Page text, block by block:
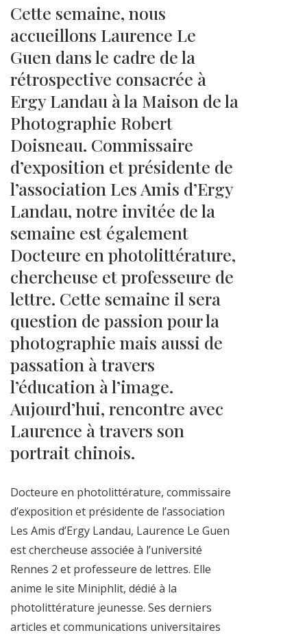
Cette semaine, nous
accueillons Laurence Le
Guen dans le cadre de la
rétrospective consacrée à
Ergy Landau à la Maison de la
Photographie Robert
Doisneau. Commissaire
d’exposition et présidente de
l’association Les Amis d’Ergy
Landau, notre invitée de la
semaine est également
Docteure en photolittérature,
chercheuse et professeure de
lettre. Cette semaine il sera
question de passion pour la
photographie mais aussi de
passation à travers
l’éducation à l’image.
Aujourd’hui, rencontre avec
Laurence à travers son
portrait chinois.
Docteure en photolittérature, commissaire
d’exposition et présidente de l’association
Les Amis d’Ergy Landau, Laurence Le Guen
est chercheuse associée à l’université
Rennes 2 et professeure de lettres. Elle
anime le site Miniphlit, dédié à la
photolittérature jeunesse. Ses derniers
articles et communications universitaires